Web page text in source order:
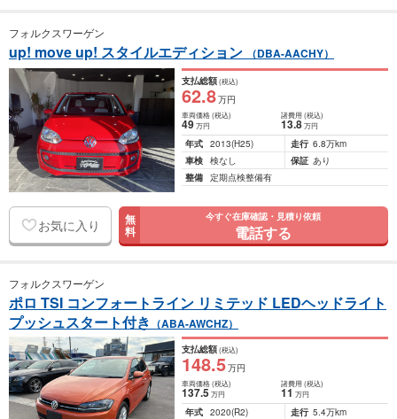
フォルクスワーゲン
up! move up! スタイルエディション （DBA-AACHY）
支払総額(税込)
62.8万円
車両価格(税込)
49万円
諸費用 (税込)
13.8 万円
年式 2013(H25) 走行 6.8万km
車検 検なし 保証 あり
整備 定期点検整備有
お気に入り 無
料
今すぐ在庫確認・見積り依頼
電話する
フォルクスワーゲン
ポロ TSI コンフォートライン リミテッド LEDヘッドライト
プッシュスタート付き （ABA-AWCHZ）
支払総額(税込)
148.5万円
車両価格(税込)
137.5万円
諸費用 (税込)
11 万円
年式 2020(R2) 走行 5.4万km